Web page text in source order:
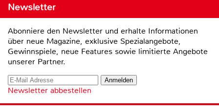
Newsletter
Abonniere den Newsletter und erhalte Informationen
über neue Magazine, exklusive Spezialangebote,
Gewinnspiele, neue Features sowie limitierte Angebote
unserer Partner.
Newsletter abbestellen